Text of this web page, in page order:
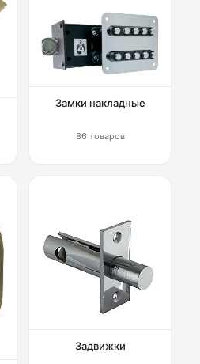
Замки накладные
86 товаров
Задвижки